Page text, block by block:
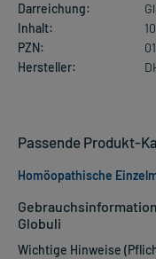
Darreichung:
Inhalt:
PZN:
Hersteller:
Globuli
Wichtige Hinweise
Passende Produkt-
Homöopathische